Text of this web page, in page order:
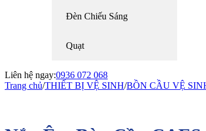
Đèn Chiếu Sáng
Quạt
Liên hệ ngay:0936 072 068
Trang chủ/THIẾT BỊ VỆ SINH/BỒN CẦU VỆ